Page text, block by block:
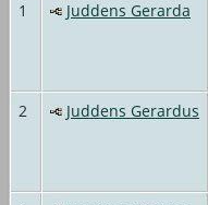
1
Juddens Gerarda
2 Juddens Gerardus